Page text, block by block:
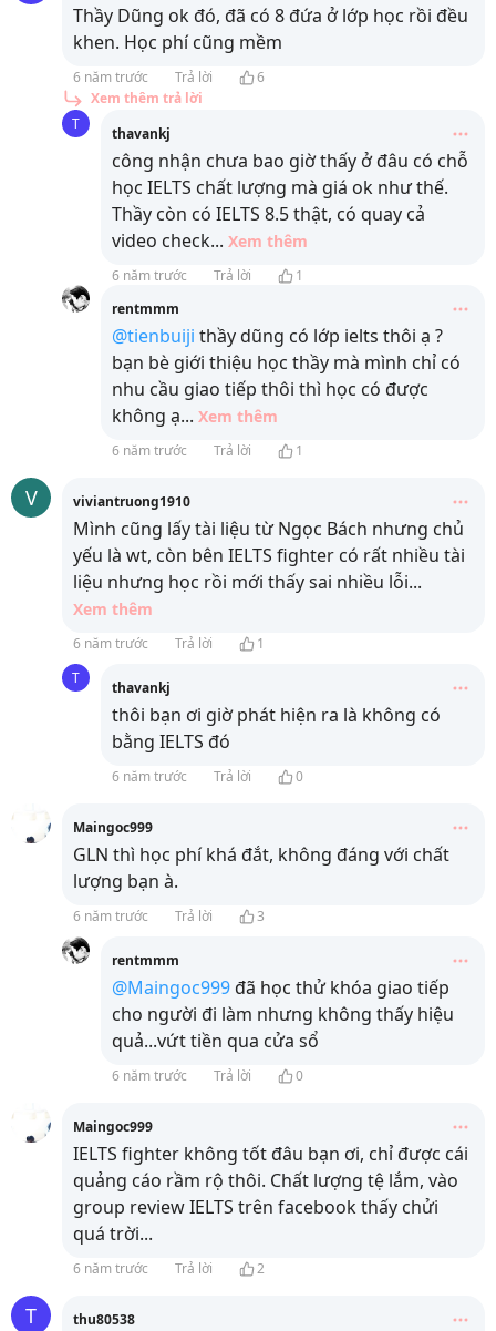
Thầy Dũng ok đó, đã có 8 đứa ở lớp học rồi đều
khen. Học phí cũng mềm
6 năm trước Trả lời
6
Xem thêm trả lời
T
thavankj
công nhận chưa bao giờ thấy ở đâu có chỗ
học IELTS chất lượng mà giá ok như thế.
Thầy còn có IELTS 8.5 thật, có quay cả
video check... Xem thêm
6 năm trước Trả lời
1
rentmmm
@tienbuiji thầy dũng có lớp ielts thôi ạ ?
bạn bè giới thiệu học thầy mà mình chỉ có
nhu cầu giao tiếp thôi thì học có được
không ạ... Xem thêm
6 năm trước Trả lời 1
V viviantruong1910
Mình cũng lấy tài liệu từ Ngọc Bách nhưng chủ
yếu là wt, còn bên IELTS fighter có rất nhiều tài
liệu nhưng học rồi mới thấy sai nhiều lỗi...
Xem thêm
6 năm trước Trả lời
1
T
thavankj
thôi bạn ơi giờ phát hiện ra là không có
bằng IELTS đó
6 năm trước Trả lời 0
Maingoc999
GLN thì học phí khá đắt, không đáng với chất
lượng bạn à.
6 năm trước Trả lời 3
rentmmm
@Maingoc999đã học thử khóa giao tiếp
cho người đi làm nhưng không thấy hiệu
quả...vứt tiền qua cửa sổ
6 năm trước Trả lời 0
Maingoc999
IELTS fighter không tốt đâu bạn ơi, chỉ được cái
quảng cáo rầm rộ thôi. Chất lượng tệ lắm, vào
group review IELTS trên facebook thấy chửi
quá trời...
6 năm trước Trả lời 2
T thu80538